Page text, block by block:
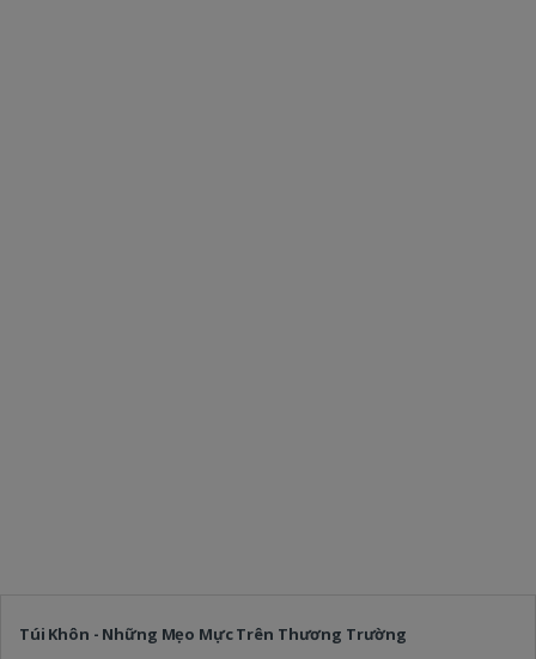
Túi Khôn - Những Mẹo Mực Trên Thương Trường